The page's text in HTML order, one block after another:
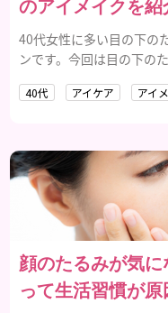
のアイメイクを紹
40代女性に多い目の下の
ンです。今回は目の下の
40代 アイケア アイ
顔のたるみが気
って生活習慣が原